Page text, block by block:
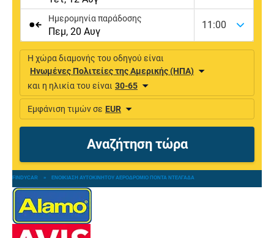
FINDYCAR » ΕΝΟΙΚΊΑΣΗ ΑΥΤΟΚΙΝΉΤΟΥ ΑΕΡΟΔΡΌΜΙΟ ΠΌΝΤΑ ΝΤΕΛΓΆΔΑ